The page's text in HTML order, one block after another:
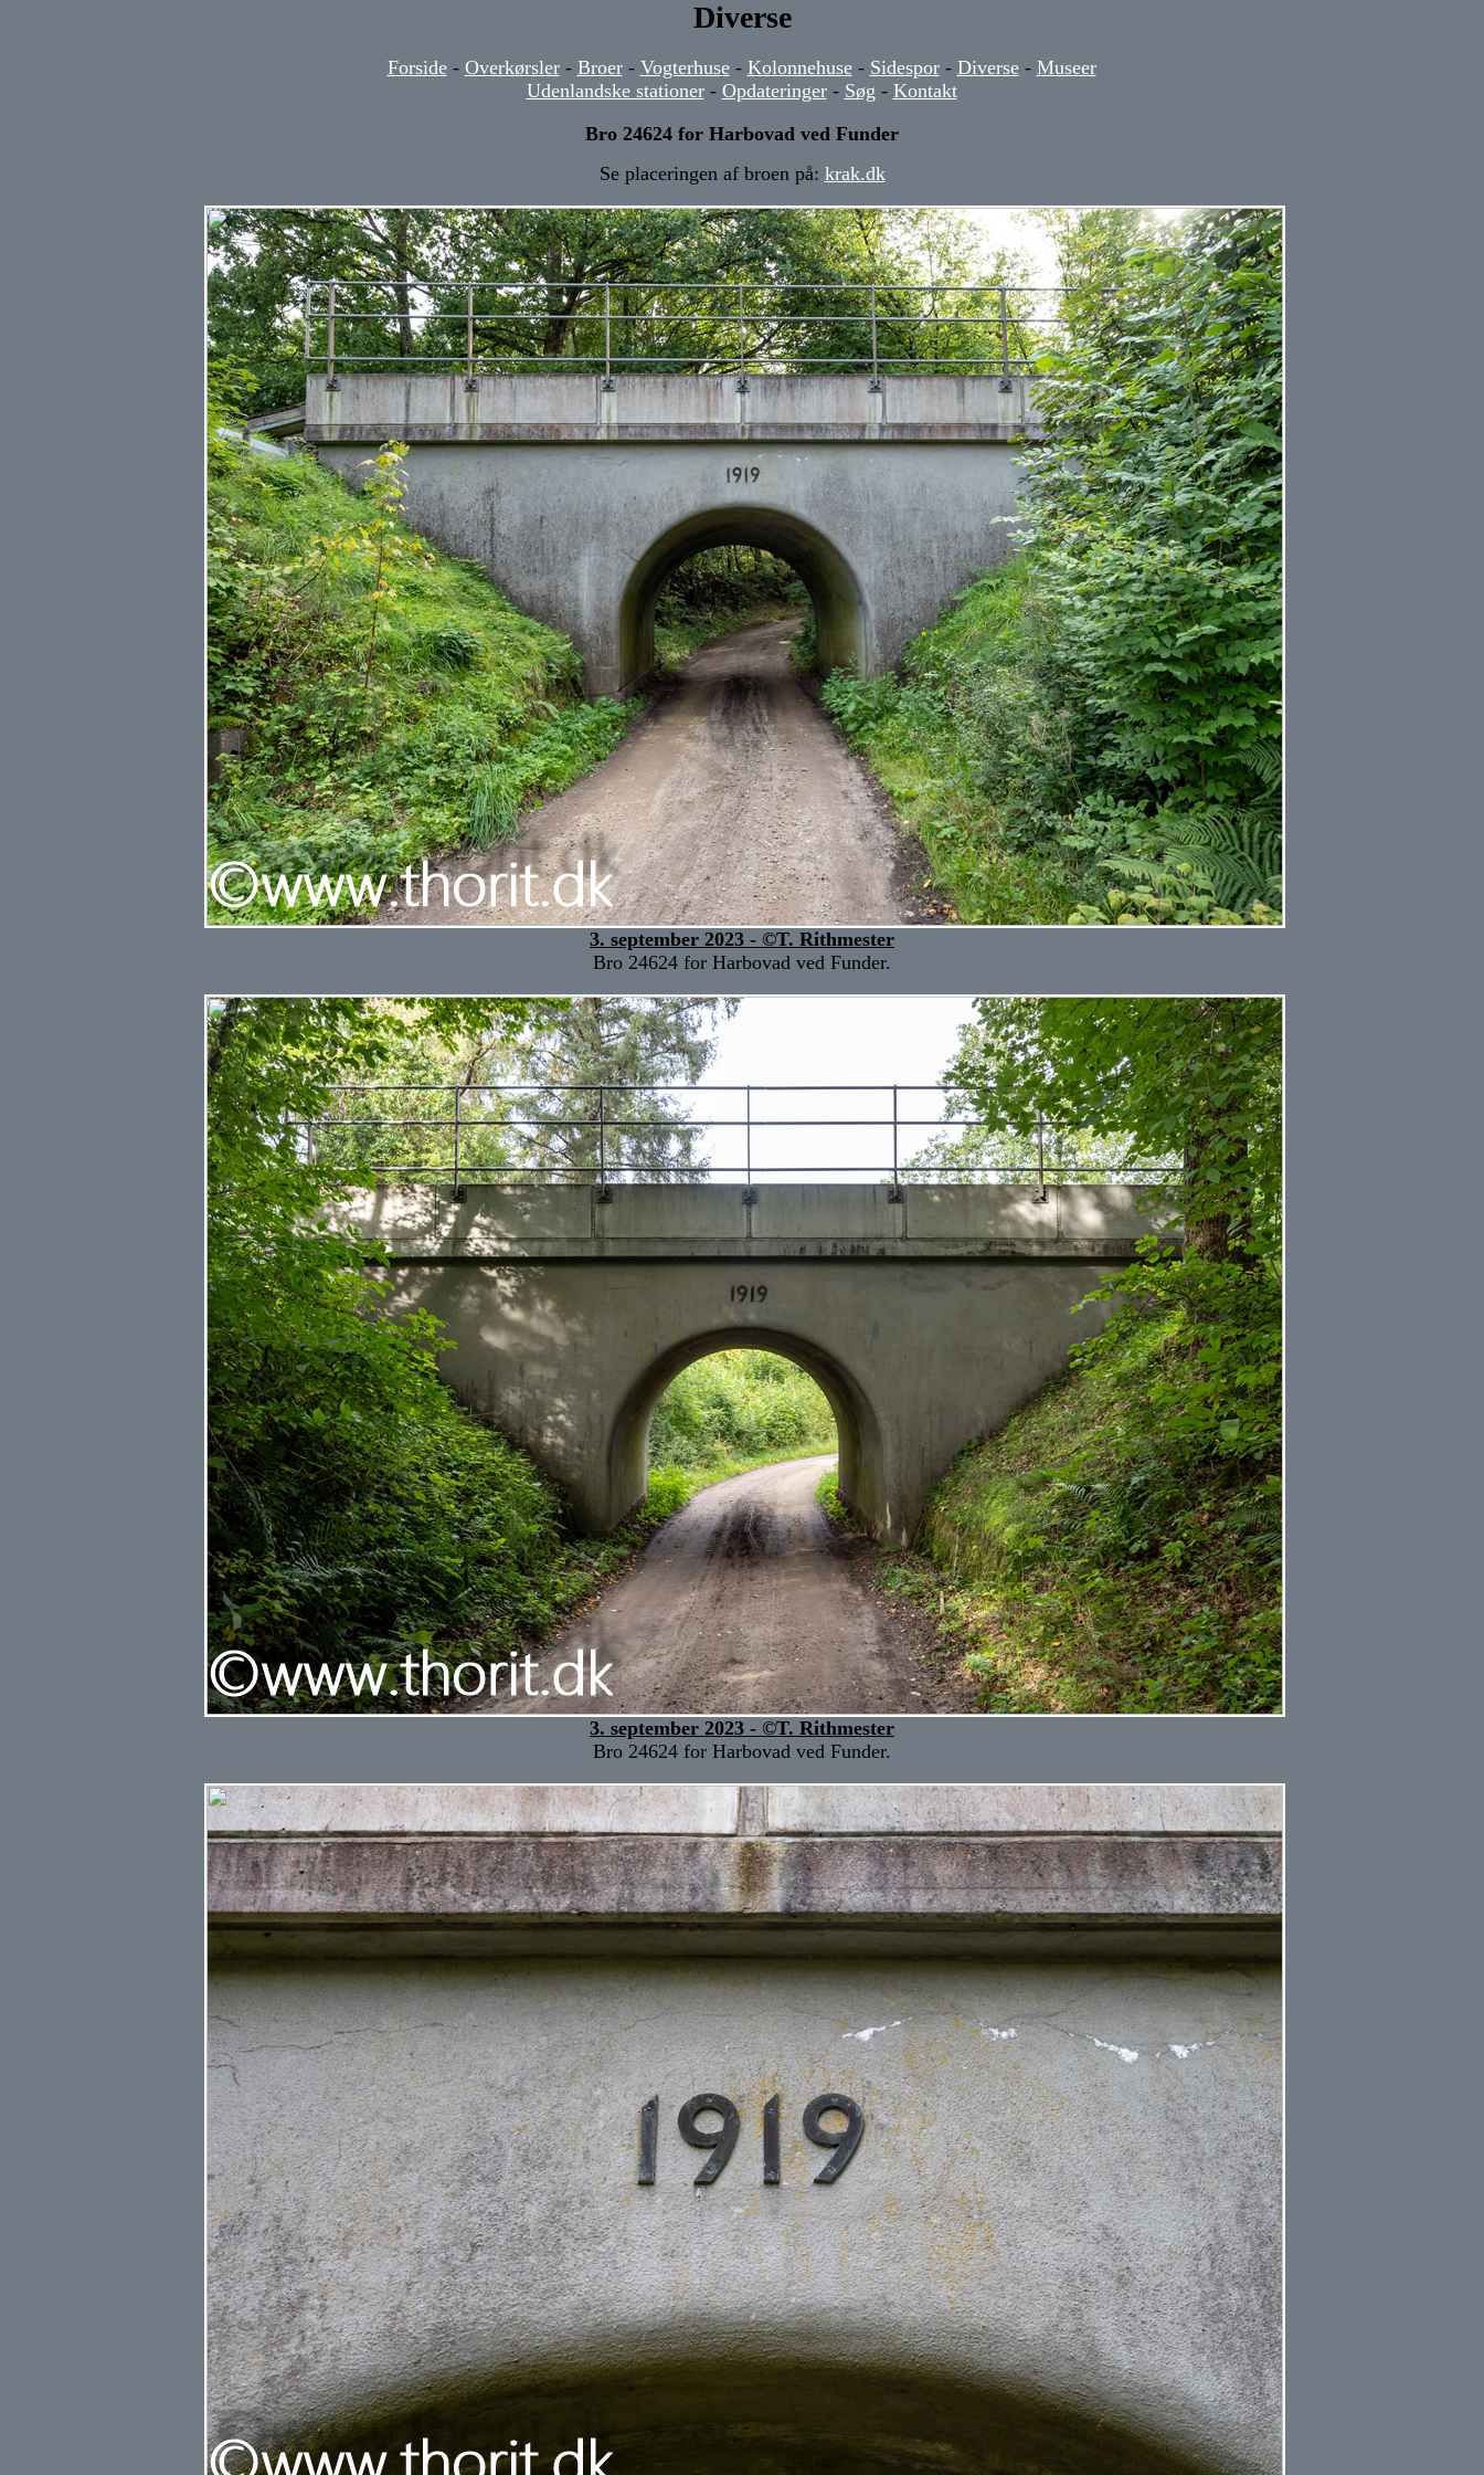
Diverse
Forside- Overkørsler- Broer- Vogterhuse- Kolonnehuse- Sidespor- Diverse- Museer
Udenlandske stationer- Opdateringer- Søg - Kontakt
Bro 24624 for Harbovad ved Funder
Se placeringen af broen på: krak.dk
3. september 2023 - ©T. Rithmester
Bro 24624 for Harbovad ved Funder.
3. september 2023 - ©T. Rithmester
Bro 24624 for Harbovad ved Funder.